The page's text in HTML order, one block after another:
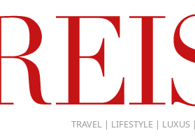
TRAVEL | LIFESTYLE | LUXUS